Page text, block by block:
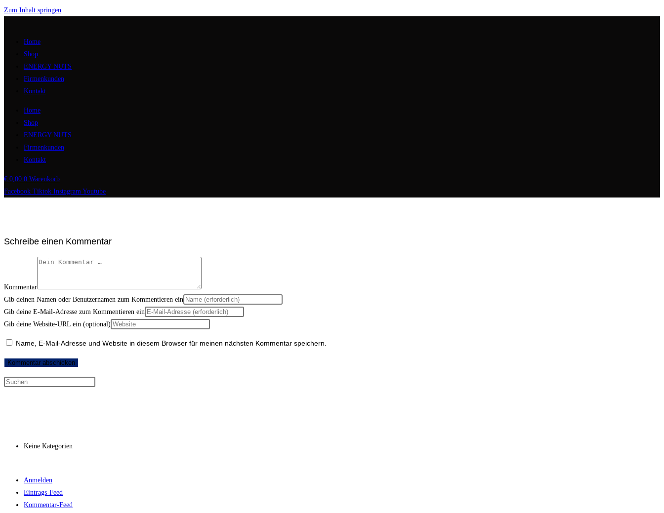
Zum Inhalt springen
Home
Shop
ENERGY NUTS
Firmenkunden
Kontakt
Home
Shop
ENERGY NUTS
Firmenkunden
Kontakt
€ 0,00 0 Warenkorb
Facebook Tiktok Instagram Youtube
Schreibe einen Kommentar
Kommentar
Gib deinen Namen oder Benutzernamen zum Kommentieren ein
Gib deine E-Mail-Adresse zum Kommentieren ein
Gib deine Website-URL ein (optional)
Name, E-Mail-Adresse und Website in diesem Browser für meinen nächsten Kommentar speichern.
Keine Kategorien
Anmelden
Eintrags-Feed
Kommentar-Feed